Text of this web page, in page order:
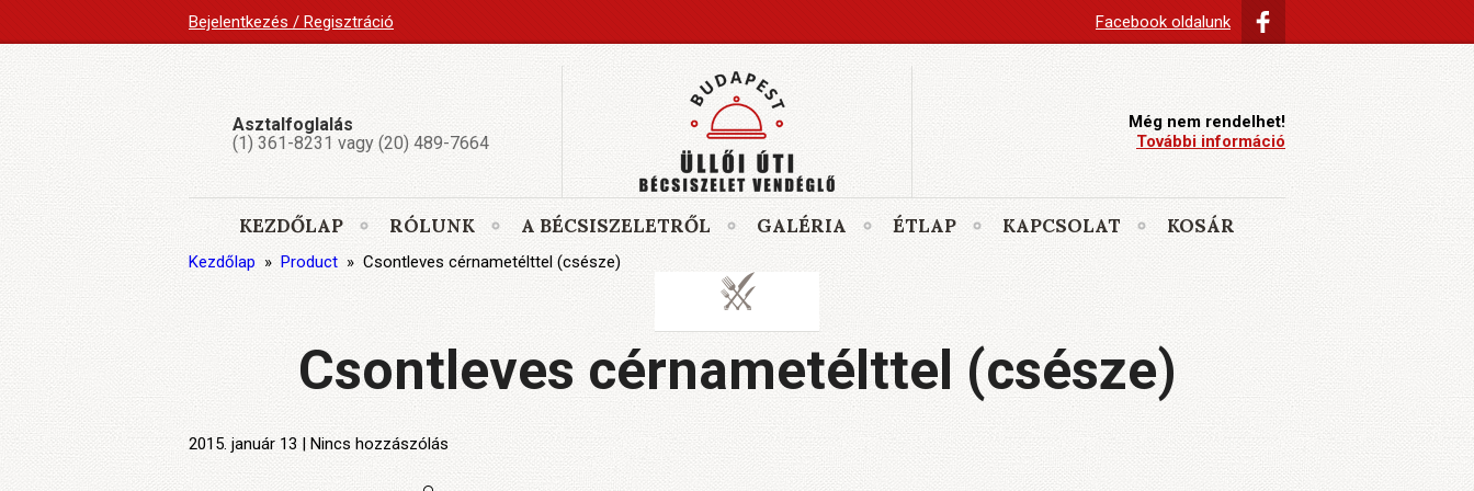
Bejelentkezés / Regisztráció Facebook oldalunk
Asztalfoglalás
(1) 361-8231 vagy (20) 489-7664
Még nem rendelhet!
További információ
KEZDŐLAP RÓLUNK A BÉCSISZELETRŐL GALÉRIA ÉTLAP KAPCSOLAT KOSÁR
Kezdőlap » Product »Csontleves cérnametélttel (csésze)
Csontleves cérnametélttel (csésze)
2015. január 13 | Nincs hozzászólás